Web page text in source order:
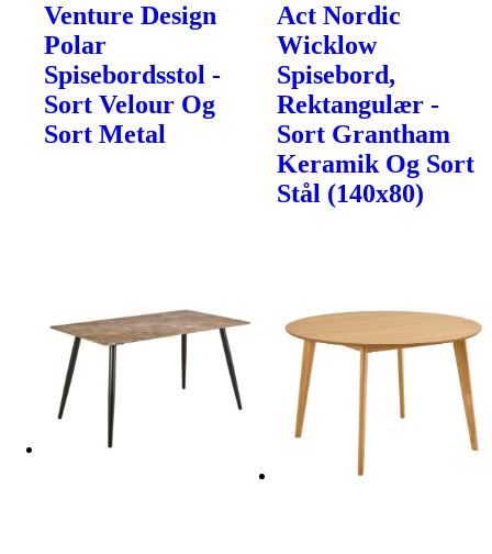
Venture Design
Polar
Spisebordsstol -
Sort Velour Og
Sort Metal
Act Nordic
Wicklow
Spisebord,
Rektangulær -
Sort Grantham
Keramik Og Sort
Stål (140x80)